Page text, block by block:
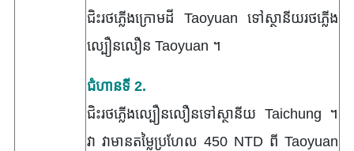
ជិះរថភ្លើងក្រោមដី Taoyuan ទៅស្ថានីយរថភ្លើង
ល្បឿនលឿន Taoyuan ។
ជំហានទី 2.
ជិះរថភ្លើងល្បឿនលឿនទៅស្ថានីយ Taichung ។
វា វាមានតម្លៃប្រហែល 450 NTD ពី Taoyuan